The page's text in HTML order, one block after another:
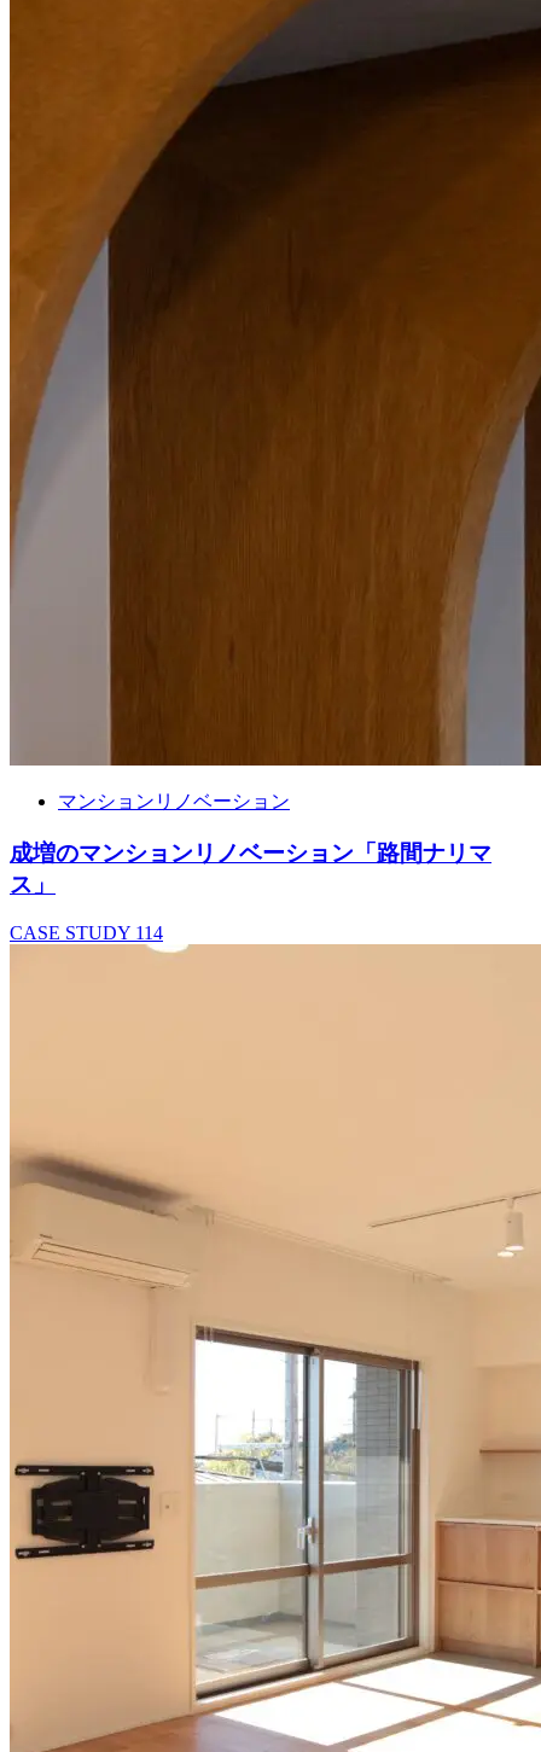
マンションリノベーション
成増のマンションリノベーション「路間ナリマ
ス」
CASE STUDY 114